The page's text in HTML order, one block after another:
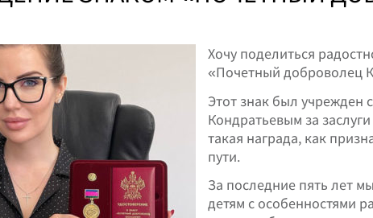
Хочу поделиться
«Почетный доброволец
Этот знак был учрежден
Кондратьевым за
такая награда, как
пути.
За последние пять лет
детям с особенностями